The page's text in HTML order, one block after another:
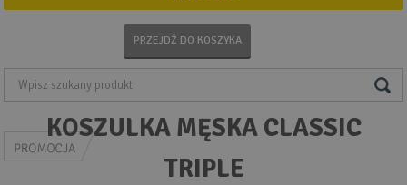
PRZEJDŹ DO KOSZYKA
KOSZULKA MĘSKA CLASSIC
TRIPLE